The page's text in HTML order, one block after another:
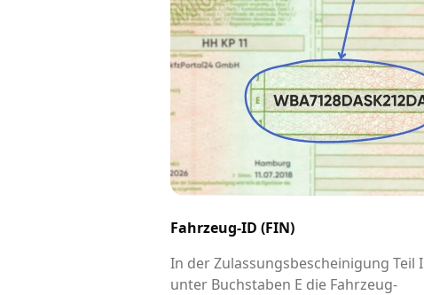
Fahrzeug-ID (FIN)
In der Zulassungsbescheinigung Teil I
unter Buchstaben E die Fahrzeug-